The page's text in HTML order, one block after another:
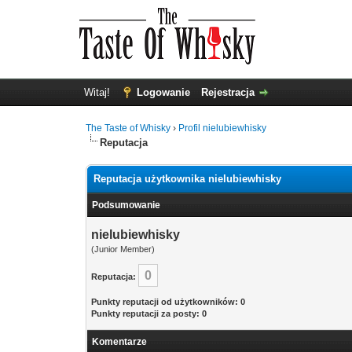
Witaj! Logowanie Rejestracja
The Taste of Whisky › Profil nielubiewhisky
Reputacja
Reputacja użytkownika nielubiewhisky
Podsumowanie
nielubiewhisky
(Junior Member)
Reputacja: 0
Punkty reputacji od użytkowników: 0
Punkty reputacji za posty: 0
Komentarze